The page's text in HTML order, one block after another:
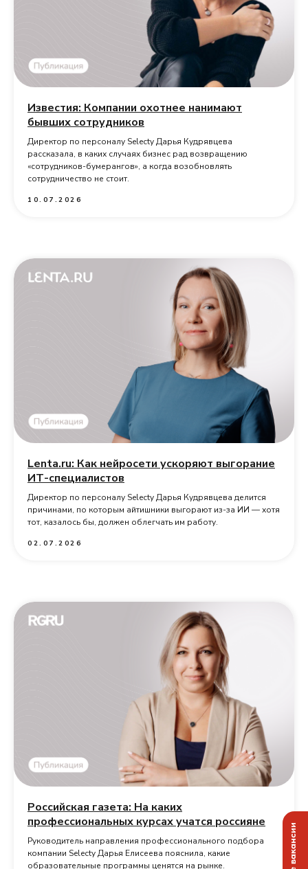
Известия: Компании охотнее нанимают
бывших сотрудников
Директор по персоналу Selecty Дарья Кудрявцева
рассказала, в каких случаях бизнес рад возвращению
«сотрудников-бумерангов», а когда возобновлять
сотрудничество не стоит.
10.07.2026
Lenta.ru: Как нейросети ускоряют выгорание
ИТ-специалистов
Директор по персоналу Selecty Дарья Кудрявцева делится
причинами, по которым айтишники выгорают из-за ИИ — хотя
тот, казалось бы, должен облегчать им работу.
02.07.2026
Российская газета: На каких
профессиональных курсах учатся россияне
Руководитель направления профессионального подбора
компании Selecty Дарья Елисеева пояснила, какие
образовательные программы ценятся на рынке.